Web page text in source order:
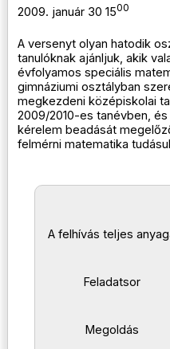
2009. január 30 1500
A versenyt olyan hatodik
tanulóknak ajánljuk, akik
évfolyamos speciális
gimnáziumi osztályban
megkezdeni középiskolai
2009/2010-es tanévben,
kérelem beadását
felmérni matematika
A felhívás teljes
Feladatsor
Megoldás